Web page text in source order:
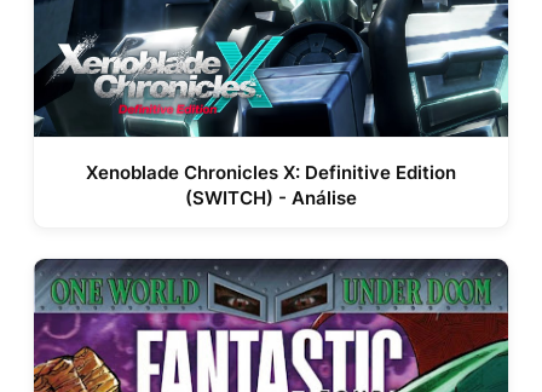
Xenoblade Chronicles X: Definitive Edition
(SWITCH) - Análise